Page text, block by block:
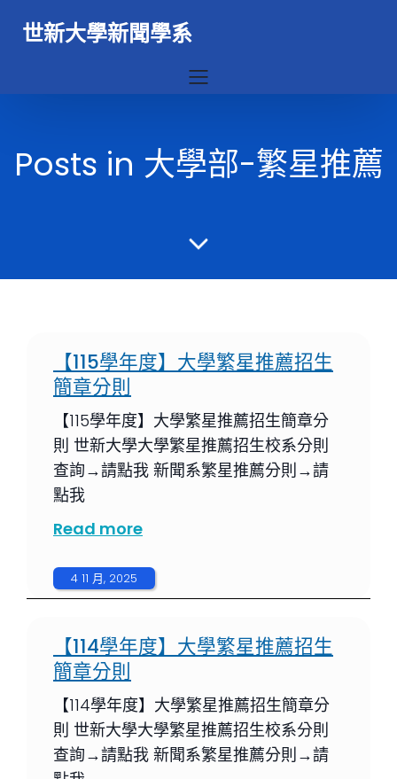
世新大學新聞學系
Posts in 大學部-繁星推薦
【115學年度】大學繁星推薦招生
簡章分則
【115學年度】大學繁星推薦招生簡章分
則 世新大學大學繁星推薦招生校系分則
查詢→請點我 新聞系繁星推薦分則→請
點我
Read more
4 11 月, 2025
【114學年度】大學繁星推薦招生
簡章分則
【114學年度】大學繁星推薦招生簡章分
則 世新大學大學繁星推薦招生校系分則
查詢→請點我 新聞系繁星推薦分則→請